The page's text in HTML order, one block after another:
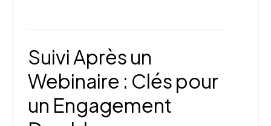
Suivi Après un
Webinaire : Clés pour
un Engagement